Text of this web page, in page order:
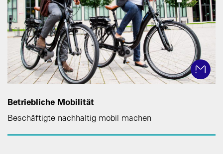
Betriebliche Mobilität
Beschäftigte nachhaltig mobil machen